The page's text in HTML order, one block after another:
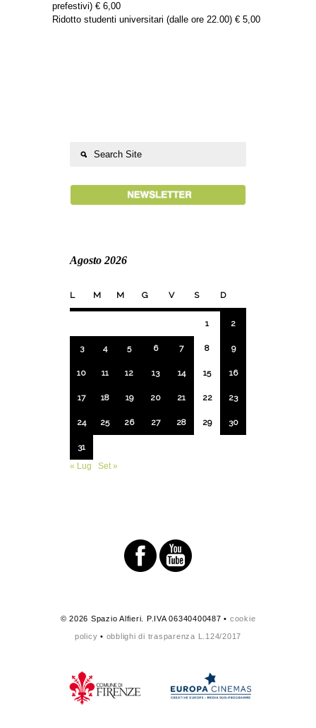
prefestivi) € 6,00
Ridotto studenti universitari (dalle ore 22.00) € 5,00
Agosto 2026
L M M G V S D
1 2
3 4 5 6 7 8 9
10 11 12 13 14 15 16
17 18 19 20 21 22 23
24 25 26 27 28 29 30
31
« Lug
Set »
© 2026 Spazio Alfieri. P.IVA 06340400487 • cookie
policy • obblighi di trasparenza L.124/2017